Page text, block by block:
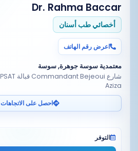
Dr. Rahma Baccar
أخصائي طب أسنان
اعرض رقم الهاتف
معتمدية سوسة جوهرة, سوسة
Aziza
احصل على الاتجاهات
التوفر